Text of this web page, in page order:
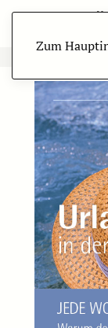
Zum